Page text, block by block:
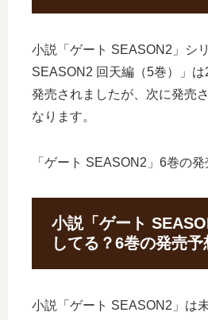
小説「ゲート SEASON2」シ
SEASON2 回天編（5巻）」
発売されましたが、次に発売
なります。
「ゲート SEASON2」6巻の発
小説「ゲート
してる？6巻の発売予
小説「ゲート SEASON2」は